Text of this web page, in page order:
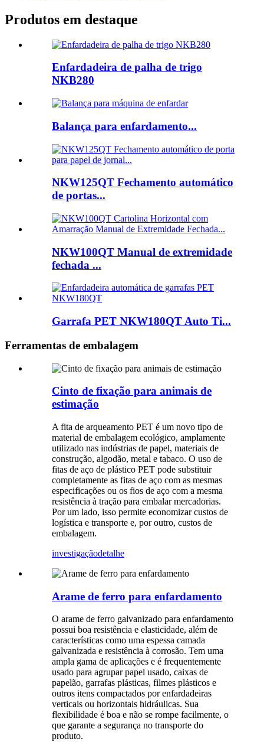
Produtos em destaque
Enfardadeira de palha de trigo
NKB280
Balança para enfardamento...
NKW125QT Fechamento automático
de portas...
NKW100QT Manual de extremidade
fechada ...
Garrafa PET NKW180QT Auto Ti...
Ferramentas de embalagem
Cinto de fixação para animais de
estimação
A fita de arqueamento PET é um novo tipo de
material de embalagem ecológico, amplamente
utilizado nas indústrias de papel, materiais de
construção, algodão, metal e tabaco. O uso de
fitas de aço de plástico PET pode substituir
completamente as fitas de aço com as mesmas
especificações ou os fios de aço com a mesma
resistência à tração para embalar mercadorias.
Por um lado, isso permite economizar custos de
logística e transporte e, por outro, custos de
embalagem.
investigaçãodetalhe
Arame de ferro para enfardamento
O arame de ferro galvanizado para enfardamento
possui boa resistência e elasticidade, além de
características como uma espessa camada
galvanizada e resistência à corrosão. Tem uma
ampla gama de aplicações e é frequentemente
usado para agrupar papel usado, caixas de
papelão, garrafas plásticas, filmes plásticos e
outros itens compactados por enfardadeiras
verticais ou horizontais hidráulicas. Sua
flexibilidade é boa e não se rompe facilmente, o
que garante a segurança no transporte do
produto.